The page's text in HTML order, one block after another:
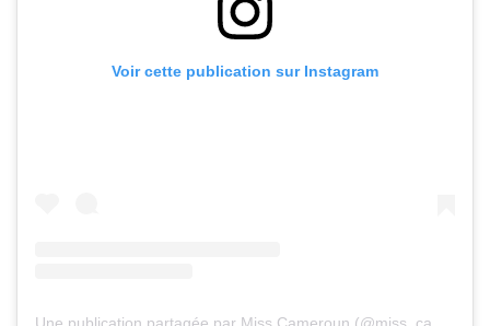
Voir cette publication sur Instagram